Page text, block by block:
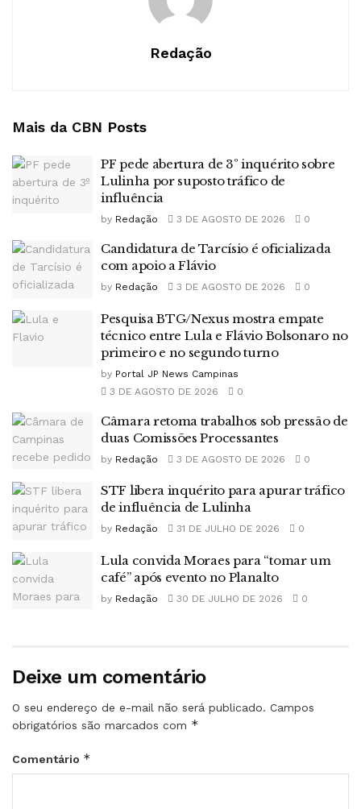
Redação
Mais da CBN Posts
PF pede abertura de 3º inquérito sobre
Lulinha por suposto tráfico de
influência
by Redação 3 DE AGOSTO DE 2026 0
Candidatura de Tarcísio é oficializada
com apoio a Flávio
by Redação 3 DE AGOSTO DE 2026 0
Pesquisa BTG/Nexus mostra empate
técnico entre Lula e Flávio Bolsonaro no
primeiro e no segundo turno
by Portal JP News Campinas
3 DE AGOSTO DE 2026
0
Câmara retoma trabalhos sob pressão de
duas Comissões Processantes
by Redação 3 DE AGOSTO DE 2026 0
STF libera inquérito para apurar tráfico
de influência de Lulinha
by Redação 31 DE JULHO DE 2026 0
Lula convida Moraes para “tomar um
café” após evento no Planalto
by Redação 30 DE JULHO DE 2026 0
Deixe um comentário
O seu endereço de e-mail não será publicado. Campos
obrigatórios são marcados com *
Comentário *